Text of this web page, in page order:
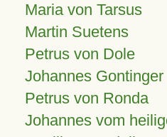
Maria von Tarsus
Martin Suetens
Petrus von Dole
Johannes Gontinger
Petrus von Ronda
Johannes vom